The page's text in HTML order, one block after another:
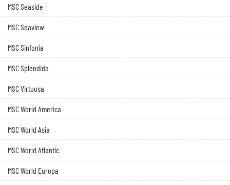
MSC Seaside
MSC Seaview
MSC Sinfonia
MSC Splendida
MSC Virtuosa
MSC World America
MSC World Asia
MSC World Atlantic
MSC World Europa